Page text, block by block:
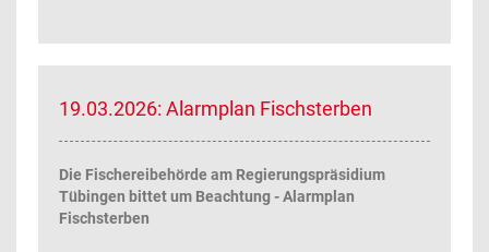
19.03.2026: Alarmplan Fischsterben
Die Fischereibehörde am Regierungspräsidium
Tübingen bittet um Beachtung - Alarmplan
Fischsterben